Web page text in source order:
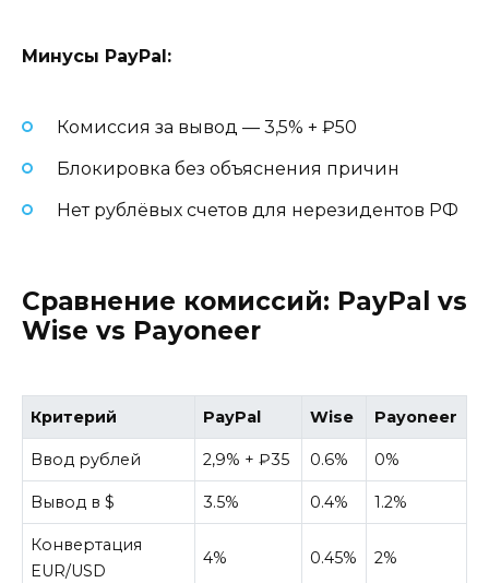
Минусы PayPal:
Комиссия за вывод — 3,5% + ₽50
Блокировка без объяснения причин
Нет рублёвых счетов для нерезидентов РФ
Сравнение комиссий: PayPal vs
Wise vs Payoneer
Критерий PayPal Wise Payoneer
Ввод рублей 2,9% + ₽35 0.6% 0%
Вывод в $ 3.5% 0.4% 1.2%
Конвертация
EUR/USD
4% 0.45% 2%